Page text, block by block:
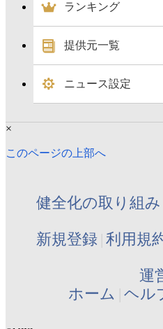
ランキング
提供元一覧
ニュース設定
×
このページの上部へ
健全化の取り組み
新規登録 利用規
運
ホーム ヘル